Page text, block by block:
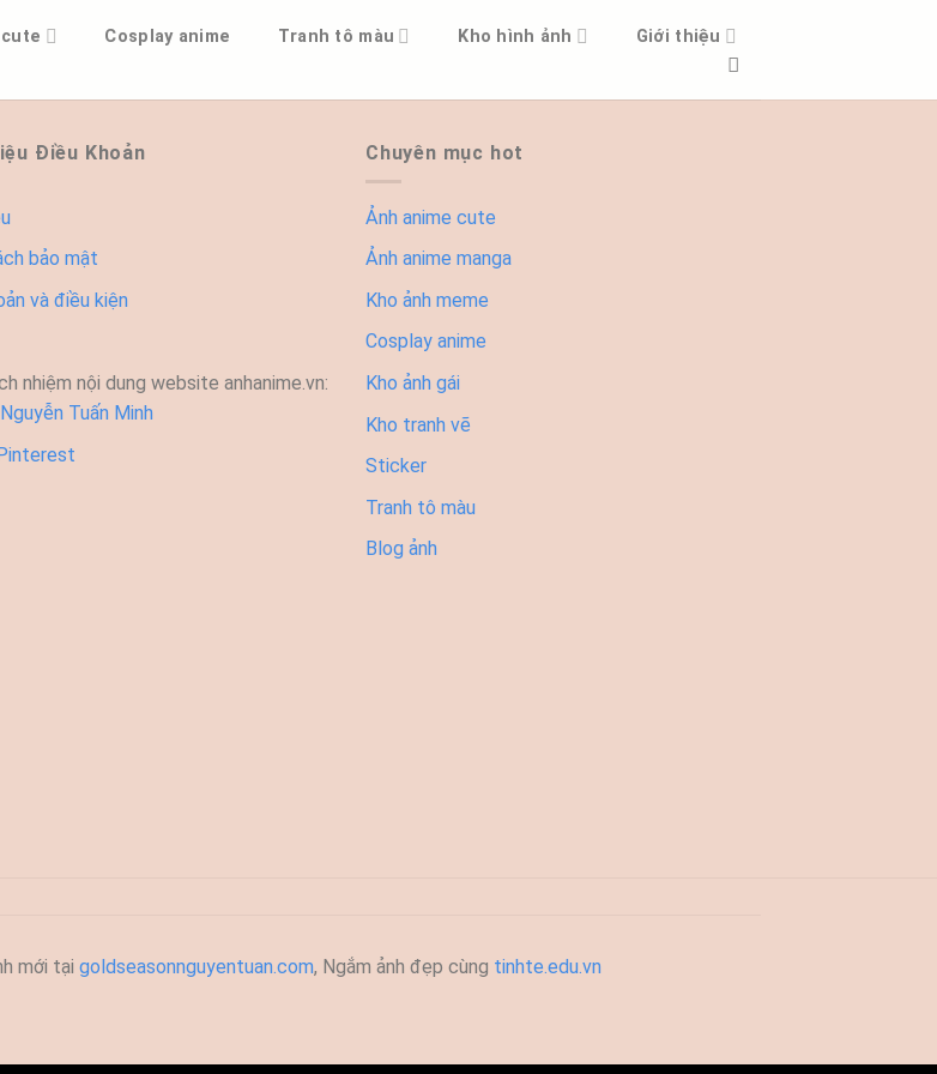
Cosplay anime Tranh tô màu Kho hình ảnh Giới thiệu
Điều Khoản
bảo mật
và điều kiện
nhiệm nội dung website anhanime.vn:
Nguyễn Tuấn Minh
Chuyên mục hot
Ảnh anime cute
Ảnh anime manga
Kho ảnh meme
Cosplay anime
Kho ảnh gái
Kho tranh vẽ
Sticker
Tranh tô màu
Blog ảnh
mới tại goldseasonnguyentuan.com, Ngắm ảnh đẹp cùng tinhte.edu.vn